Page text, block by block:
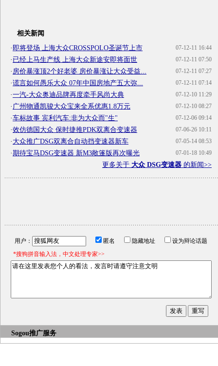
相关新闻
07-12-11 16:44
· 即将登场 上海大众CROSSPOLO圣诞节上市
07-12-11 07:50
·已经上马生产线 上海大众新途安即将面世
07-12-11 07:27
· 房价暴涨顶2个好老婆 房价暴涨让大众受益...
07-12-11 07:14
·谎言如何愚乐大众 07年中国房地产五大弥...
07-12-10 11:29
·一汽-大众奥迪品牌再度牵手风尚大典
07-12-10 08:27
· 广州物通凯骏大众宝来全系优惠1.8万元
07-12-06 09:14
·车标故事 宾利汽车:非为大众而"生"
07-06-26 10:11
·效仿德国大众 保时捷推PDK双离合变速器
07-05-14 08:53
·大众推广DSG双离合自动挡变速器新车
07-01-18 10:49
·期待宝马DSG变速器 新M3敞篷版再次曝光
更多关于 大众 DSG变速器 的新闻>>
用户： 匿名 隐藏地址
设为辩论话题
*搜狗拼音输入法，中文处理专家>>
Sogou推广服务